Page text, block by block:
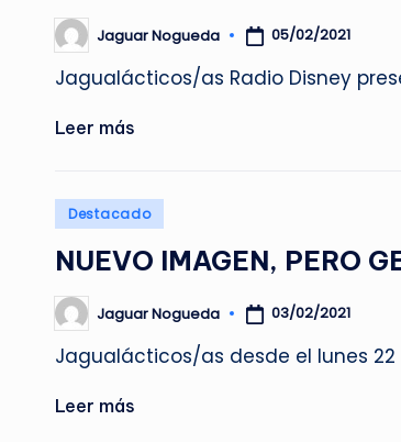
Publicado
por
Jaguar Nogueda 05/02/2021
Jagualácticos/as Radio Disney
Leer más
Publicado
Destacado
NUEVO IMAGEN, PERO
Publicado
por
Jaguar Nogueda 03/02/2021
Jagualácticos/as desde el lunes
Leer más